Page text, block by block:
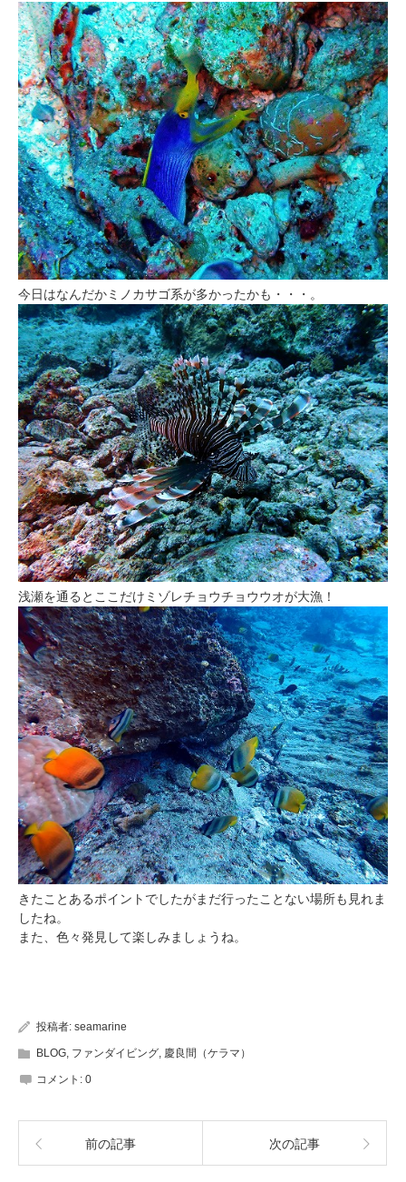
今日はなんだかミノカサゴ系が多かったかも・・・。
浅瀬を通るとここだけミゾレチョウチョウウオが大漁！
きたことあるポイントでしたがまだ行ったことない場所も見れま
したね。
また、色々発見して楽しみましょうね。
投稿者: seamarine
BLOG, ファンダイビング, 慶良間（ケラマ）
コメント: 0
前の記事 次の記事